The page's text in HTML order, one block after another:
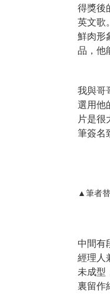
得獎後
英文歌
鮮肉形
品，他
我與哥
選用他
片是很
筆簽名
▲筆者
中間有
經理人
未成型
裏留作